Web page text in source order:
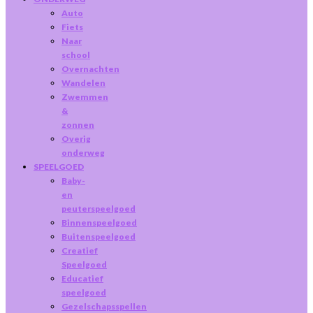
Auto
Fiets
Naar
school
Overnachten
Wandelen
Zwemmen
&
zonnen
Overig
onderweg
SPEELGOED
Baby-
en
peuterspeelgoed
Binnenspeelgoed
Buitenspeelgoed
Creatief
Speelgoed
Educatief
speelgoed
Gezelschapsspellen